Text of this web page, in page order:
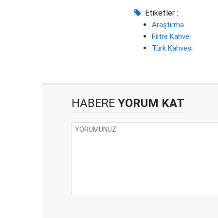
Etiketler :
Araştırma
Filtre Kahve
Türk Kahvesi
HABERE YORUM KAT